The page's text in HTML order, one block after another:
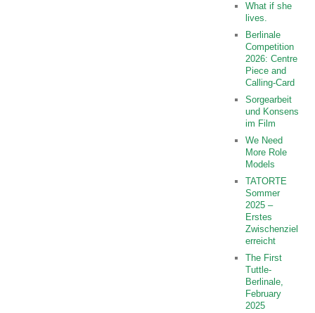
What if she
lives.
Berlinale
Competition
2026: Centre
Piece and
Calling-Card
Sorgearbeit
und Konsens
im Film
We Need
More Role
Models
TATORTE
Sommer
2025 –
Erstes
Zwischenziel
erreicht
The First
Tuttle-
Berlinale,
February
2025